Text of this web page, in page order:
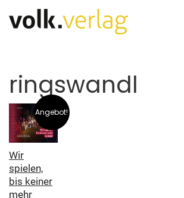
ringswandl
Angebot!
Wir
spielen,
bis keiner
mehr